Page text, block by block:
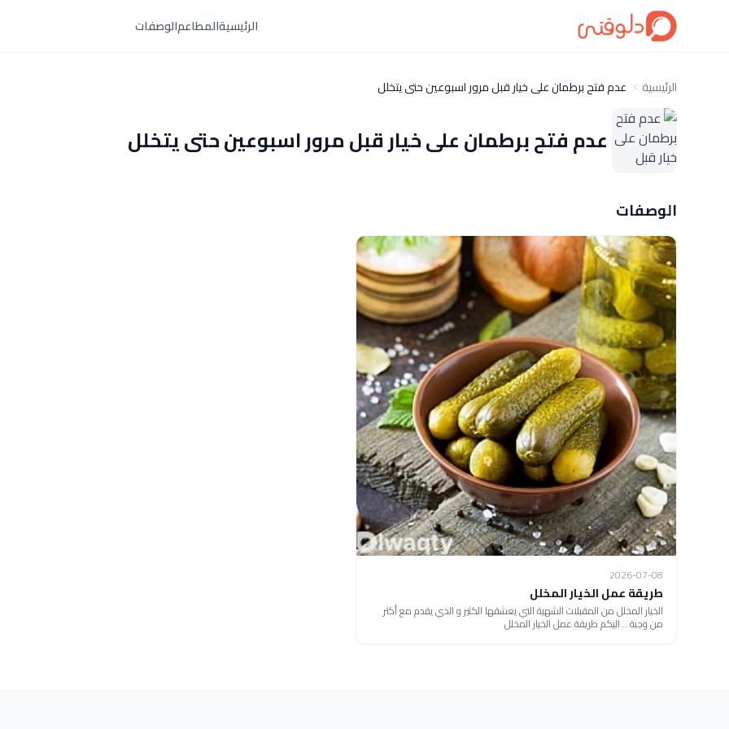
الرئيسيةالمطاعمالوصفات
الرئيسية عدم فتح برطمان على خيار قبل مرور اسبوعين حتى يتخلل
عدم فتح برطمان على خيار قبل مرور اسبوعين حتى يتخلل
الوصفات
2026-07-08
طريقة عمل الخيار المخلل
الخيار المخلل من المقبلات الشهية التي يعشقها الكثير و الذي يقدم مع أكثر
من وجبة .. اليكم طريقة عمل الخيار المخلل